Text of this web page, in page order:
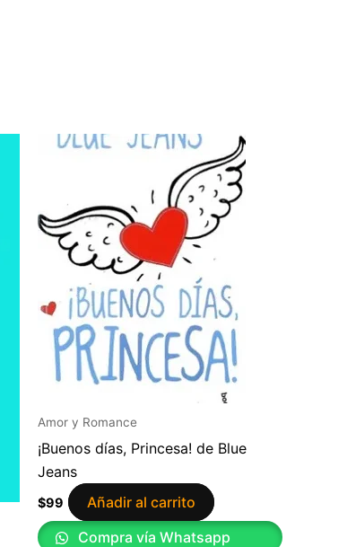
Amor y Romance
¡Buenos días, Princesa! de Blue
Jeans
$99
Añadir al carrito
Compra vía Whatsapp